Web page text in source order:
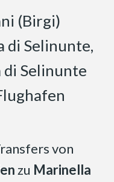
(Birgi)
di Selinunte,
Selinunte
von
zu Marinella